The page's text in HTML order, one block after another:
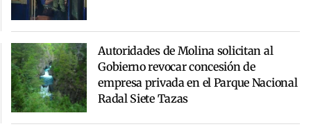
Autoridades de Molina solicitan al
Gobierno revocar concesión de
empresa privada en el Parque Nacional
Radal Siete Tazas